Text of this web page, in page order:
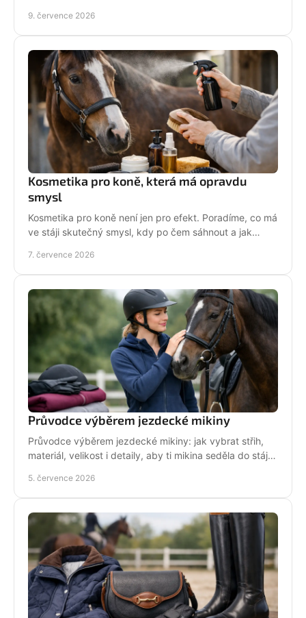
9. července 2026
Kosmetika pro koně, která má opravdu
smysl
Kosmetika pro koně není jen pro efekt. Poradíme, co má
ve stáji skutečný smysl, kdy po čem sáhnout a jak
7. července 2026
Průvodce výběrem jezdecké mikiny
Průvodce výběrem jezdecké mikiny: jak vybrat střih,
materiál, velikost i detaily, aby ti mikina seděla do stáje,
5. července 2026